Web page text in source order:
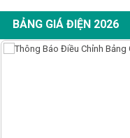
o
BẢNG GIÁ ĐIỆN 2026